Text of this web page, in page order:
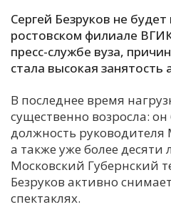
К
М
Н
Сергей Безруков не
ростовском филиале
пресс-службе вуза,
стала высокая занятость
В последнее время
существенно возросла:
должность
а также уже более десяти
Московский Губернский
Безруков активно
спектаклях.